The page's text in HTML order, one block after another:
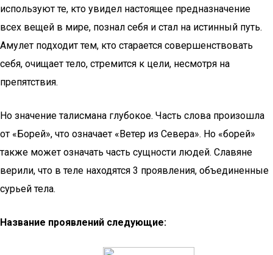
используют те, кто увидел настоящее предназначение
всех вещей в мире, познал себя и стал на истинный путь.
Амулет подходит тем, кто старается совершенствовать
себя, очищает тело, стремится к цели, несмотря на
препятствия.
Но значение талисмана глубокое. Часть слова произошла
от «Борей», что означает «Ветер из Севера». Но «борей»
также может означать часть сущности людей. Славяне
верили, что в теле находятся 3 проявления, объединенные
сурьей тела.
Название проявлений следующие: